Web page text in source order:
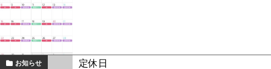
お知らせ 定休日